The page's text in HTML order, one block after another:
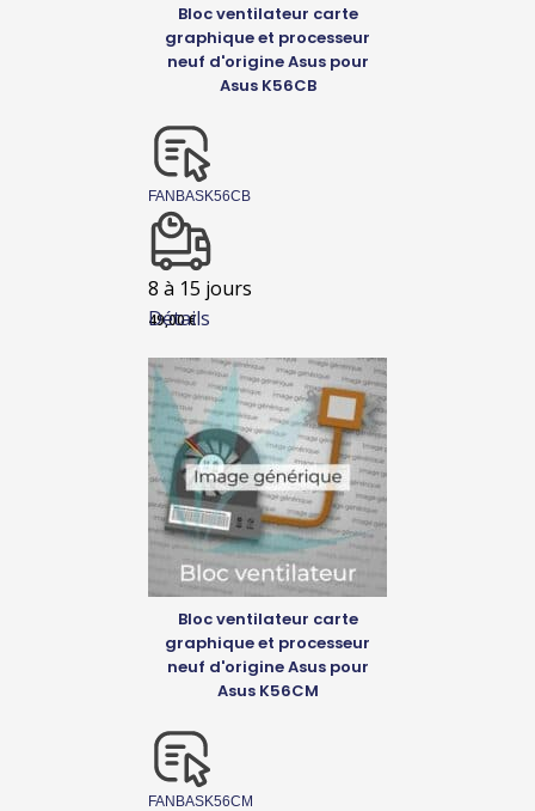
Détails
Bloc ventilateur carte
graphique et processeur
neuf d'origine Asus pour
Asus K56CB
FANBASK56CB
8 à 15 jours
49,00€
Bloc ventilateur carte
graphique et processeur
neuf d'origine Asus pour
Asus K56CM
FANBASK56CM